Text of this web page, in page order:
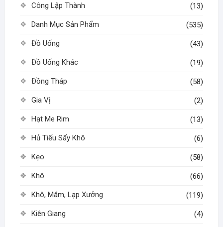
Công Lập Thành (13)
Danh Mục Sản Phẩm (535)
Đồ Uống (43)
Đồ Uống Khác (19)
Đồng Tháp (58)
Gia Vị (2)
Hạt Me Rim (13)
Hủ Tiếu Sấy Khô (6)
Kẹo (58)
Khô (66)
Khô, Mắm, Lạp Xưởng (119)
Kiên Giang (4)